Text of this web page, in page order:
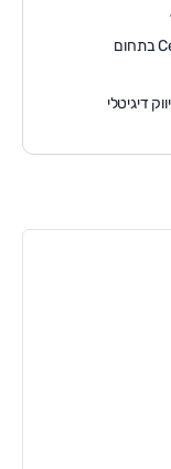
גידול כוח וחדשנות במוקדי הנתונים של Cerebras בתחום
דיגיטלי